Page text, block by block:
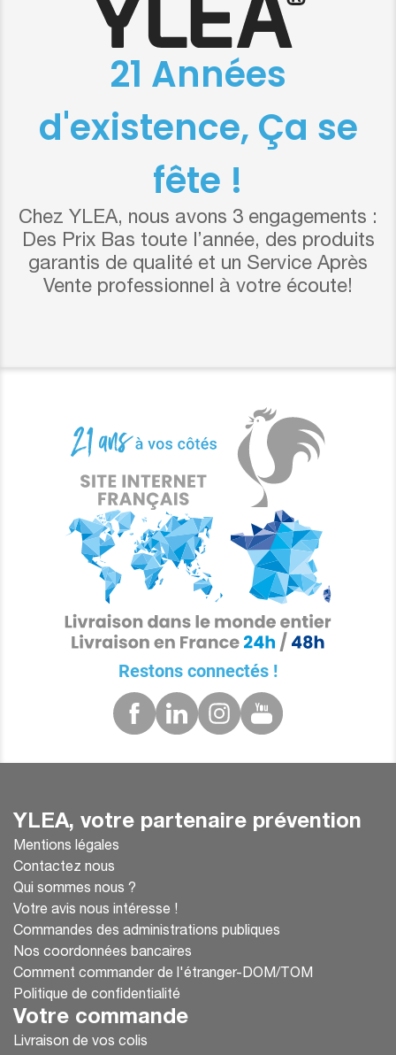
21 Années
d'existence, Ça se
fête !
Chez YLEA, nous avons 3 engagements :
Des Prix Bas toute l’année, des produits
garantis de qualité et un Service Après
Vente professionnel à votre écoute!
Restons connectés !
YLEA, votre partenaire prévention
Mentions légales
Contactez nous
Qui sommes nous ?
Votre avis nous intéresse !
Commandes des administrations publiques
Nos coordonnées bancaires
Comment commander de l'étranger-DOM/TOM
Politique de confidentialité
Votre commande
Livraison de vos colis